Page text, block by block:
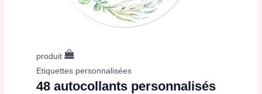
produit
Etiquettes personnalisées
48 autocollants personnalisés